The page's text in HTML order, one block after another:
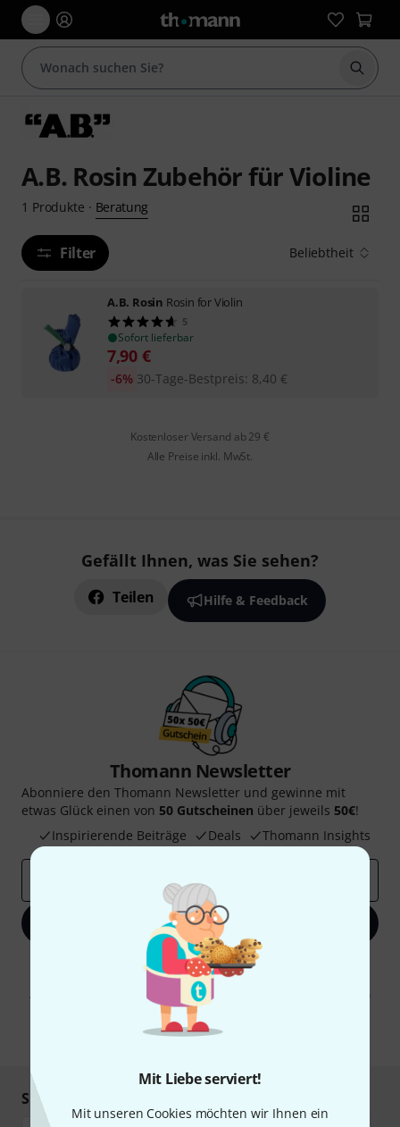
Mit Liebe serviert!
Mit unseren Cookies möchten wir Ihnen ein
Suche
A.B. Rosin Zubehör für Violine
1 Produkte · Beratung
Filter Beliebtheit
A.B. Rosin Rosin for Violin
5
Sofort lieferbar
7,90 €
30-Tage-Bestpreis: 8,40 €
-6%
Kostenloser Versand ab 29 €
Alle Preise inkl. MwSt.
Gefällt Ihnen, was Sie sehen?
Teilen Hilfe & Feedback
Thomann Newsletter
Abonniere den Thomann Newsletter und gewinne mit
etwas Glück einen von 50 Gutscheinen über jeweils 50€!
Inspirierende Beiträge
Deals Thomann Insights
Jetzt anmelden
Mit Klick auf „Jetzt anmelden“ stimmen Sie dem Erhalt von E-Mail-
Werbung und einer Messung des E-Mail-Nutzungsverhaltens zu. Die
Abmeldung ist jederzeit möglich. Weitere Informationen finden Sie in
unserenDatenschutzhinweisen
* Pflichtfeld
Sicher einkaufen & bezahlen